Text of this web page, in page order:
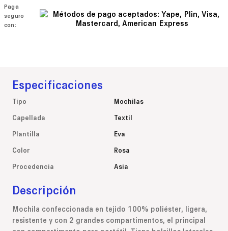
Paga
seguro
con:
Especificaciones
Tipo
Mochilas
Capellada
Textil
Plantilla
Eva
Color
Rosa
Procedencia
Asia
Descripción
Mochila confeccionada en tejido 100% poliéster, ligera,
resistente y con 2 grandes compartimentos, el principal